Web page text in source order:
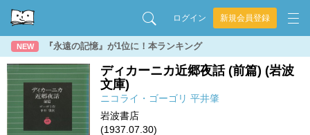
ログイン 新規会員登録
NEW 『永遠の記憶』が1位に！本ランキング
ディカーニカ近郷夜話 (前篇) (岩波
文庫)
ニコライ・ゴーゴリ 平井肇
岩波書店
(1937.07.30)